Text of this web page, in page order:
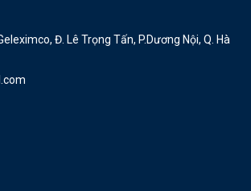
Đ. Lê Trọng Tấn, P.Dương Nội, Q. Hà